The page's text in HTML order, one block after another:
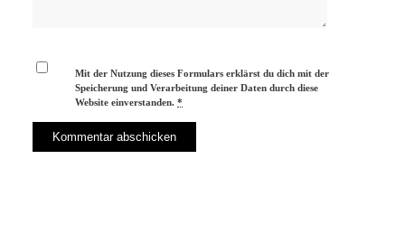
Mit der Nutzung dieses Formulars erklärst du dich mit der
Speicherung und Verarbeitung deiner Daten durch diese
Website einverstanden.*